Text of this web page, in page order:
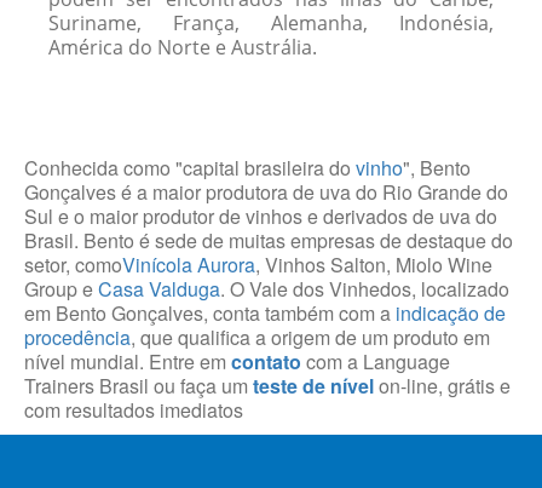
Suriname, França, Alemanha, Indonésia,
América do Norte e Austrália.
Conhecida como "capital brasileira do vinho", Bento
Gonçalves é a maior produtora de uva do Rio Grande do
Sul e o maior produtor de vinhos e derivados de uva do
Brasil. Bento é sede de muitas empresas de destaque do
setor, comoVinícola Aurora, Vinhos Salton, Miolo Wine
Group eCasa Valduga. O Vale dos Vinhedos, localizado
em Bento Gonçalves, conta também com a indicação de
procedência, que qualifica a origem de um produto em
nível mundial. Entre em contato com a Language
Trainers Brasil ou faça um teste de nívelon-line, grátis e
com resultados imediatos